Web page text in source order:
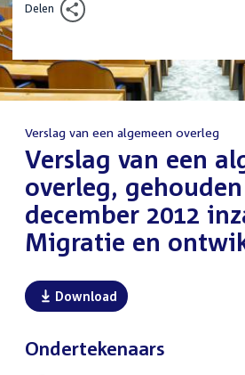
Delen
Verslag van een algemeen overleg
:Verslag van een
overleg,
december 2012
Migratie en
Download
Ondertekenaars